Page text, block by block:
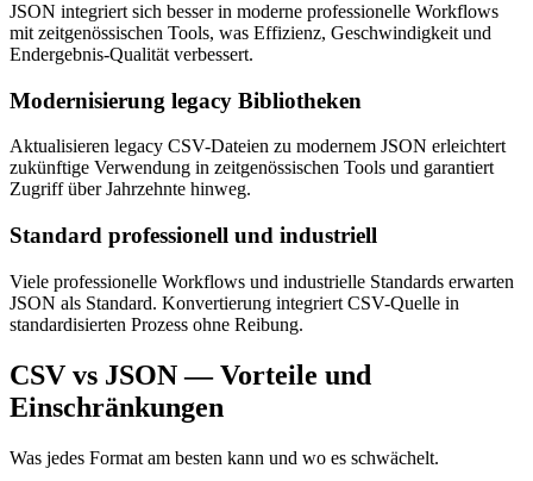
JSON integriert sich besser in moderne professionelle Workflows
mit zeitgenössischen Tools, was Effizienz, Geschwindigkeit und
Endergebnis-Qualität verbessert.
Modernisierung legacy Bibliotheken
Aktualisieren legacy CSV-Dateien zu modernem JSON erleichtert
zukünftige Verwendung in zeitgenössischen Tools und garantiert
Zugriff über Jahrzehnte hinweg.
Standard professionell und industriell
Viele professionelle Workflows und industrielle Standards erwarten
JSON als Standard. Konvertierung integriert CSV-Quelle in
standardisierten Prozess ohne Reibung.
CSV vs JSON — Vorteile und
Einschränkungen
Was jedes Format am besten kann und wo es schwächelt.